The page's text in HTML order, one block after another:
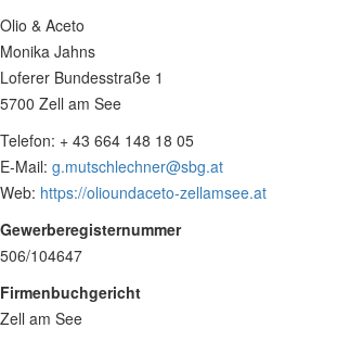
Olio & Aceto
Monika Jahns
Loferer Bundesstraße 1
5700 Zell am See
Telefon: + 43 664 148 18 05
E-Mail: g.mutschlechner@sbg.at
Web: https://olioundaceto-zellamsee.at
Gewerberegisternummer
506/104647
Firmenbuchgericht
Zell am See